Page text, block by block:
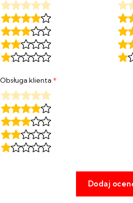
Obsługa klienta *